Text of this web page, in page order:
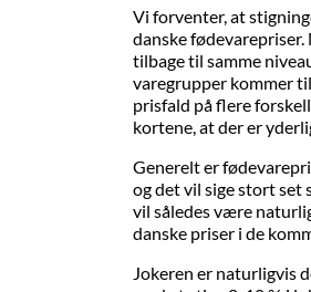
Vi forventer, at
danske
tilbage til samme
varegrupper kommer
prisfald på flere
kortene, at der er
Generelt er
og det vil sige stort set
vil således være
danske priser i de
Jokeren er naturligvis